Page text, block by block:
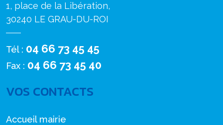
1, place de la Libération,
30240 LE GRAU-DU-ROI
Tél : 04 66 73 45 45
Fax : 04 66 73 45 40
VOS CONTACTS
Accueil mairie